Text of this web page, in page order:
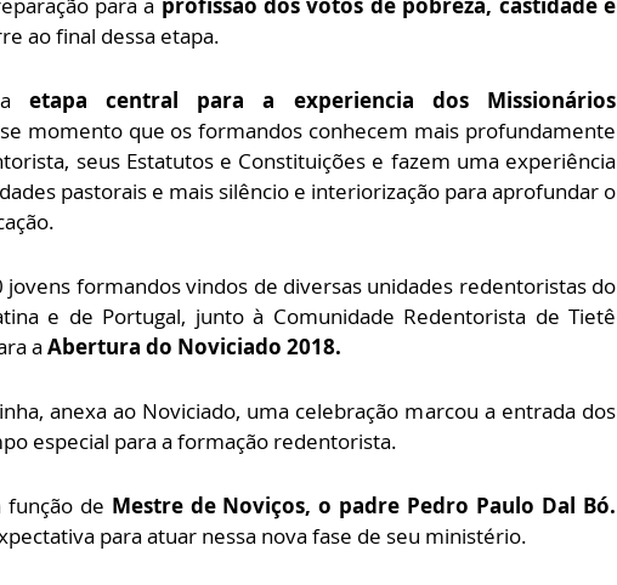
para a profissão dos votos de pobreza, castidade e
ao final dessa etapa.
etapa central para a experiencia dos Missionários
momento que os formandos conhecem mais profundamente
seus Estatutos e Constituições e fazem uma experiência
pastorais e mais silêncio e interiorização para aprofundar o
jovens formandos vindos de diversas unidades redentoristas do
e de Portugal, junto à Comunidade Redentorista de Tietê
a Abertura do Noviciado 2018.
anexa ao Noviciado, uma celebração marcou a entrada dos
especial para a formação redentorista.
função de Mestre de Noviços, o padre Pedro Paulo Dal Bó.
para atuar nessa nova fase de seu ministério.